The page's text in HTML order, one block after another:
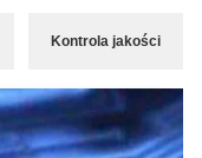
Kontrola jakości